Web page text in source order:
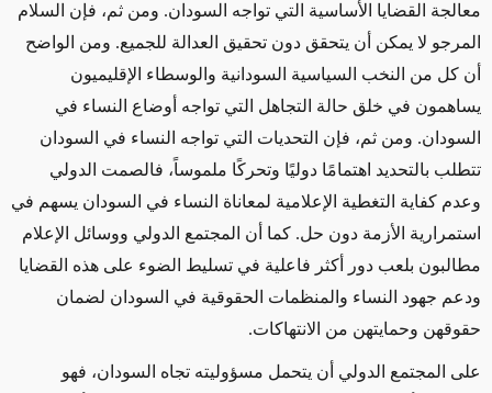
معالجة القضايا الأساسية التي تواجه السودان. ومن ثم، فإن السلام
المرجو لا يمكن أن يتحقق دون تحقيق العدالة للجميع. ومن الواضح
أن كل من النخب السياسية السودانية والوسطاء الإقليميون
يساهمون في خلق حالة التجاهل التي تواجه أوضاع النساء في
السودان. ومن ثم، فإن التحديات التي تواجه النساء في السودان
تتطلب بالتحديد اهتمامًا دوليًا وتحركًا ملموساً، فالصمت الدولي
وعدم كفاية التغطية الإعلامية لمعاناة النساء في السودان يسهم في
استمرارية الأزمة دون حل. كما أن المجتمع الدولي ووسائل الإعلام
مطالبون بلعب دور أكثر فاعلية في تسليط الضوء على هذه القضايا
ودعم جهود النساء والمنظمات الحقوقية في السودان لضمان
حقوقهن وحمايتهن من الانتهاكات.
على المجتمع الدولي أن يتحمل مسؤوليته تجاه السودان، فهو